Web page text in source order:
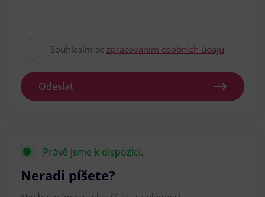
Souhlasím se zpracováním osobních údajů
Odeslat
Právě jsme k dispozici.
Neradi píšete?